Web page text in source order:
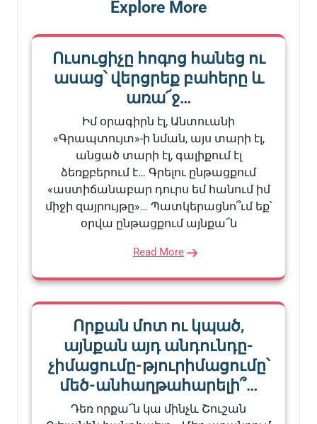
Explore More
Ուսուցիչը հոգոց հանեց ու
ասաց՝ վերցրեք բահերը և
առա՜ջ…
Իմ օրագիրն էլ, Անտուանի
«Գրապտույտ»-ի նման, այս տարի էլ,
անցած տարի էլ, գալիքում էլ
ձեռքբերում է… Գրելու ընթացքում
«աստիճանաբար դուրս եմ հանում իմ
միջի զայրույթը»… Պատկերացնո՞ւմ եք՝
օրվա ընթացքում այնքա՜ն
Read More
Որքան մոտ ու կպած,
այնքան այդ անդունդը-
չիմացումը-թյուրիմացումը՝
մեծ-անհաղթահարելի՞…
Դեռ որքա՜ն կա մինչև Շուշան